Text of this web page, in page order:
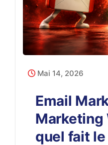
Mai 14, 2026
Email
Marketing
quel fait